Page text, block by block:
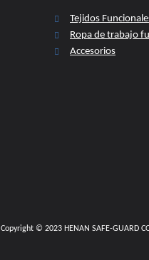
Tejidos
Ropa de trabajo
Accesorios
Copyright © 2023​​​​​​​ HENAN SAFE-GUARD